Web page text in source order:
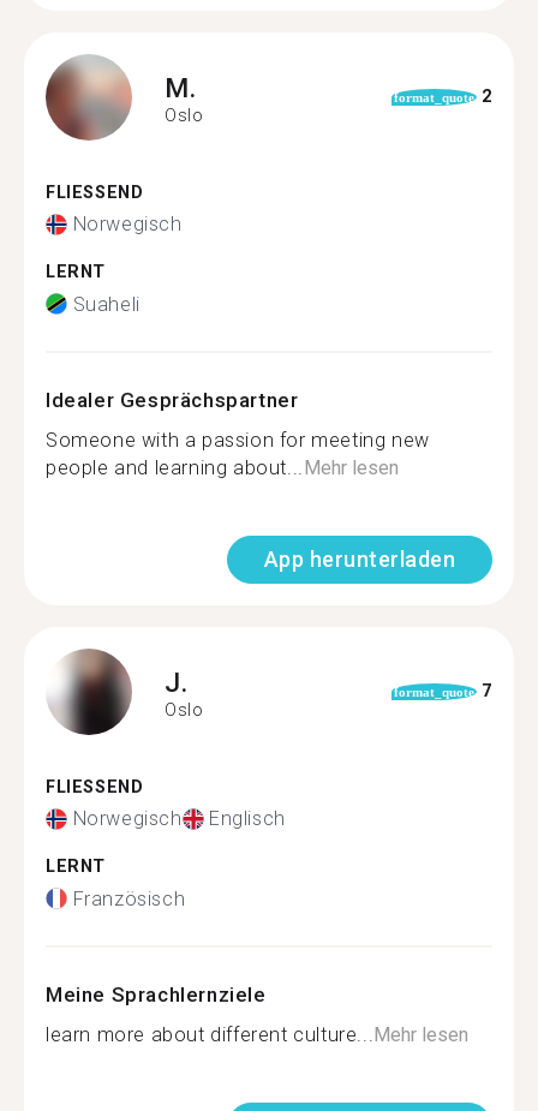
M.
Oslo
format_quote 2
FLIESSEND
Norwegisch
LERNT
Suaheli
Idealer Gesprächspartner
Someone with a passion for meeting new
people and learning about... Mehr lesen
App herunterladen
J.
Oslo
format_quote 7
FLIESSEND
Norwegisch Englisch
LERNT
Französisch
Meine Sprachlernziele
learn more about different culture... Mehr lesen